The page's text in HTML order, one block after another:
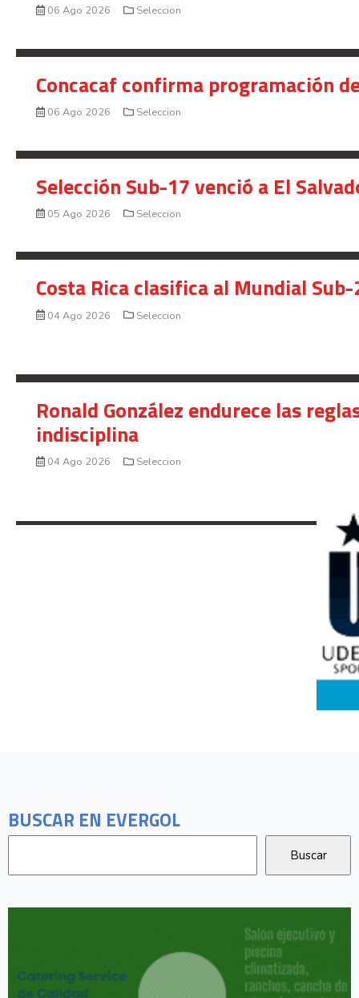
BUSCAR EN EVERGOL
06 Ago 2026 Seleccion
Concacaf confirma programación
06 Ago 2026 Seleccion
Selección Sub-17 venció a El
05 Ago 2026 Seleccion
Costa Rica clasifica al Mundial
04 Ago 2026 Seleccion
Ronald González endurece las
indisciplina
04 Ago 2026 Seleccion